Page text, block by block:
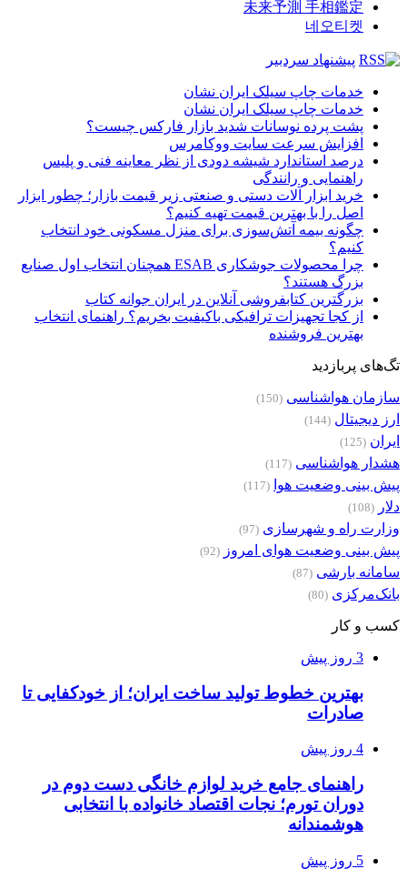
未来予測 手相鑑定
네오티켓
پیشنهاد سردبیر
خدمات چاپ سیلک ایران نشان
خدمات چاپ سیلک ایران نشان
پشت پرده نوسانات شدید بازار فارکس چیست؟
افزایش سرعت سایت ووکامرس
درصد استاندارد شیشه دودی از نظر معاینه فنی و پلیس
راهنمایی و رانندگی
خرید ابزار آلات دستی و صنعتی زیر قیمت بازار؛ چطور ابزار
اصل را با بهترین قیمت تهیه کنیم؟
چگونه بیمه آتش‌سوزی برای منزل مسکونی خود انتخاب
کنیم؟
چرا محصولات جوشکاری ESAB همچنان انتخاب اول صنایع
بزرگ هستند؟
بزرگترین کتابفروشی آنلاین در ایران جوانه کتاب
از کجا تجهیزات ترافیکی باکیفیت بخریم؟ راهنمای انتخاب
بهترین فروشنده
تگ‌های پربازدید
سازمان هواشناسی (150)
ارز دیجیتال (144)
ایران (125)
هشدار هواشناسی (117)
پیش بینی وضعیت هوا (117)
دلار (108)
وزارت راه و شهرسازی (97)
پیش بینی وضعیت هوای امروز (92)
سامانه بارشی (87)
بانک‌مرکزی (80)
کسب و کار
3 روز پیش
بهترین خطوط تولید ساخت ایران؛ از خودکفایی تا
صادرات
4 روز پیش
راهنمای جامع خرید لوازم خانگی دست دوم در
دوران تورم؛ نجات اقتصاد خانواده با انتخابی
هوشمندانه
5 روز پیش